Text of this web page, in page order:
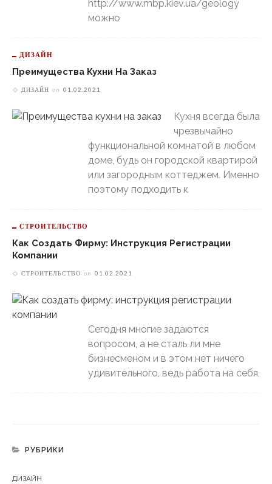
http://www.mbp.kiev.ua/geology
можно
ДИЗАЙН
Преимущества Кухни На Заказ
ДИЗАЙН on 01.02.2021
Кухня всегда была
чрезвычайно
функциональной комнатой в любом
доме, будь он городской квартирой
или загородным коттеджем. Именно
поэтому подходить к
СТРОИТЕЛЬСТВО
Как Создать Фирму: Инструкция Регистрации
Компании
СТРОИТЕЛЬСТВО on 01.02.2021
Сегодня многие задаются
вопросом, а не сталь ли мне
бизнесменом и в этом нет ничего
удивительного, ведь работа на себя,
РУБРИКИ
ДИЗАЙН